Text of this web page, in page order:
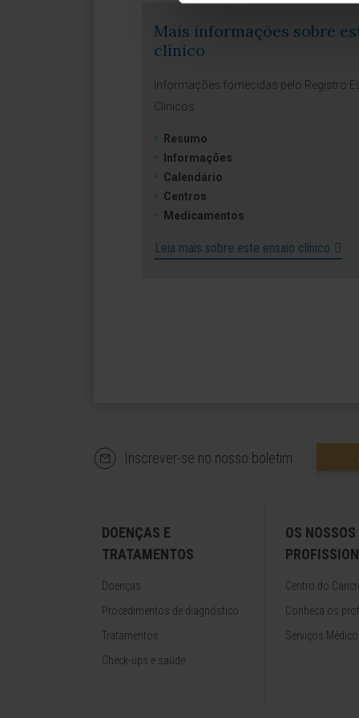
Mais informações sobre
clínico
Informações fornecidas pelo Registro
Clínicos
Resumo
Informações
Calendário
Centros
Medicamentos
Leia mais sobre este ensaio clínico
Inscrever-se no nosso boletim
DOENÇAS E
TRATAMENTOS
Doenças
Procedimentos de diagnóstico
Tratamentos
Check-ups e saúde
OS NOSSOS
Centro do
Conheça os
Serviços